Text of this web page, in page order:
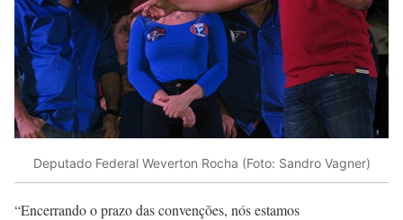
Deputado Federal Weverton Rocha (Foto: Sandro Vagner)
“Encerrando o prazo das convenções, nós estamos